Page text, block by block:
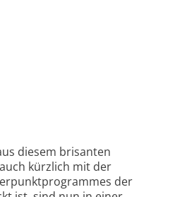
diesem brisanten
kürzlich mit der
der